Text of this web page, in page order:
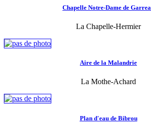
Chapelle Notre-Dame de
La Chapelle-Hermier
Aire de la Malandrie
La Mothe-Achard
Plan d'eau de Bibrou